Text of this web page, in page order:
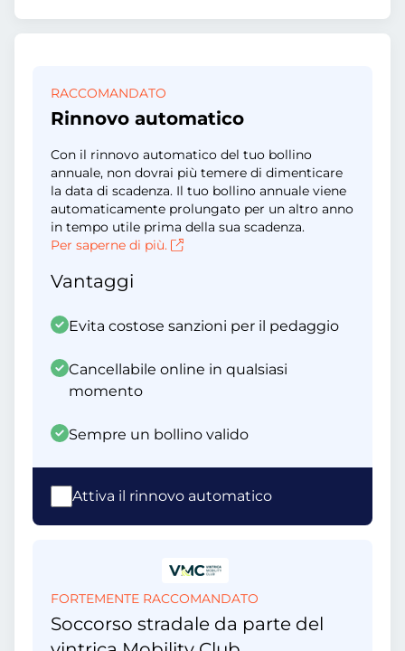
RACCOMANDATO
Rinnovo automatico
Con il rinnovo automatico del tuo bollino
annuale, non dovrai più temere di dimenticare
la data di scadenza. Il tuo bollino annuale viene
automaticamente prolungato per un altro anno
in tempo utile prima della sua scadenza.
Per saperne di più.
Vantaggi
Evita costose sanzioni per il pedaggio
Cancellabile online in qualsiasi
momento
Sempre un bollino valido
Attiva il rinnovo automatico
FORTEMENTE RACCOMANDATO
Soccorso stradale da parte del